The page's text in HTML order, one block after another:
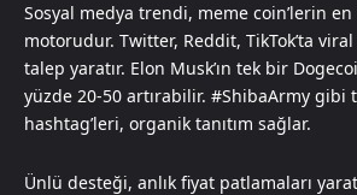
Sosyal medya trendi, meme coin’lerin
motorudur. Twitter, Reddit, TikTok’ta
talep yaratır. Elon Musk’ın tek bir
yüzde 20-50 artırabilir. #ShibaArmy gibi
hashtag’leri, organik tanıtım sağlar.
Ünlü desteği, anlık fiyat patlamaları